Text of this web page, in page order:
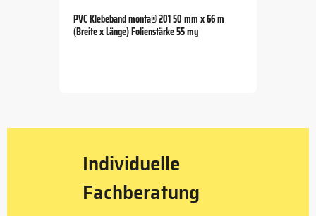
PVC Klebeband monta® 201 50 mm x 66 m
(Breite x Länge) Folienstärke 55 my
Individuelle
Fachberatung